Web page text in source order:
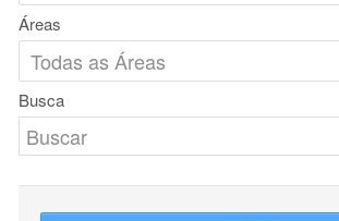
Áreas
Busca